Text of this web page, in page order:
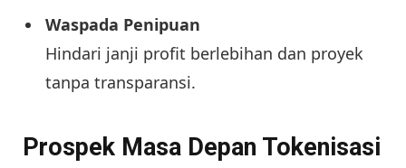
Waspada Penipuan
Hindari janji profit berlebihan dan proyek
tanpa transparansi.
Prospek Masa Depan Tokenisasi